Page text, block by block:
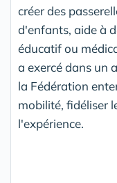
créer des
d'enfants, aide à
éducatif ou
a exercé dans un
la Fédération
mobilité, fidéliser
l'expérience.